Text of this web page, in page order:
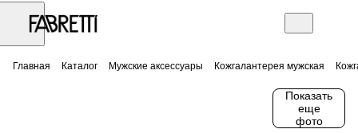
Главная Каталог Мужские аксессуары Кожгалантерея мужская
Показать
еще
фото